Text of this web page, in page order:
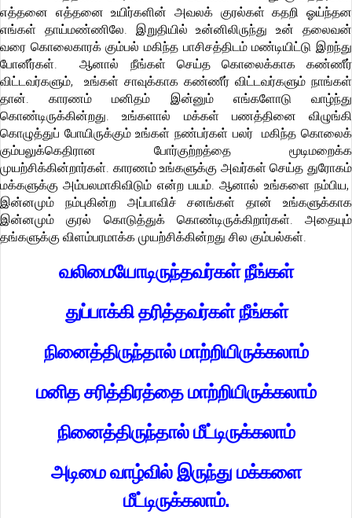
எத்தனை எத்தனை உயிர்களின் அவலக் குரல்கள் கதறி ஓய்ந்தன
எங்கள் தாய்மண்ணிலே. இறுதியில் உன்னிலிருந்து உன் தலைவன்
வரை கொலைகாரக் கும்பல் மகிந்த பாசிசத்திடம் மண்டியிட்டு இறந்து
போனீர்கள். ஆனால் நீங்கள் செய்த கொலைக்காக கண்ணீர்
விட்டவர்களும், உங்கள் சாவுக்காக கண்ணீர் விட்டவர்களும் நாங்கள்
தான். காரணம் மனிதம் இன்னும் எங்களோடு வாழ்ந்து
கொண்டிருக்கின்றது. உங்களால் மக்கள் பணத்தினை விழுங்கி
கொழுத்துப் போயிருக்கும் உங்கள் நண்பர்கள் பலர் மகிந்த கொலைக்
கும்பலுக்கெதிரான போர்குற்றத்தை மூடிமறைக்க
முயற்சிக்கின்றார்கள். காரணம் உங்களுக்கு அவர்கள் செய்த துரோகம்
மக்களுக்கு அம்பலமாகிவிடும் என்ற பயம். ஆனால் உங்களை நம்பிய,
இன்னமும் நம்புகின்ற அப்பாவிச் சனங்கள் தான் உங்களுக்காக
இன்னமும் குரல் கொடுத்துக் கொண்டிருக்கிறார்கள். அதையும்
தங்களுக்கு விளம்பரமாக்க முயற்சிக்கின்றது சில கும்பல்கள்.
வலிமையோடிருந்தவர்கள் நீங்கள்
துப்பாக்கி தரித்தவர்கள் நீங்கள்
நினைத்திருந்தால் மாற்றியிருக்கலாம்
மனித சரித்திரத்தை மாற்றியிருக்கலாம்
நினைத்திருந்தால் மீட்டிருக்கலாம்
அடிமை வாழ்வில் இருந்து மக்களை
மீட்டிருக்கலாம்.